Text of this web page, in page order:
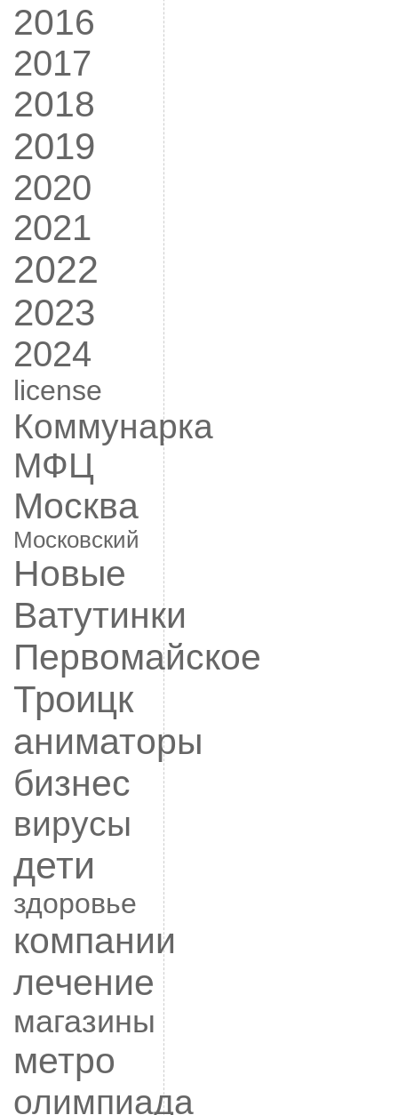
2016
2017
2018
2019
2020
2021
2022
2023
2024
license
Коммунарка
МФЦ
Москва
Московский
Новые
Ватутинки
Первомайское
Троицк
аниматоры
бизнес
вирусы
дети
здоровье
компании
лечение
магазины
метро
олимпиада